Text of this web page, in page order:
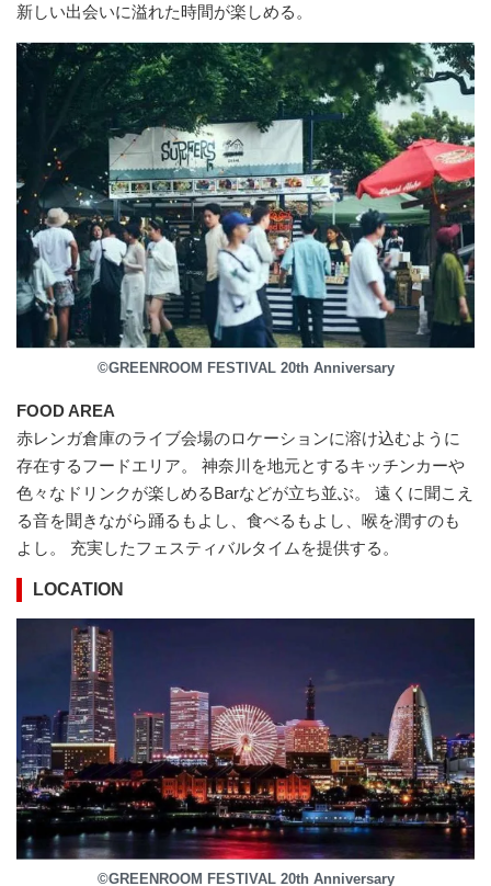
新しい出会いに溢れた時間が楽しめる。
©GREENROOM FESTIVAL 20th Anniversary
FOOD AREA
赤レンガ倉庫のライブ会場のロケーションに溶け込むように
存在するフードエリア。 神奈川を地元とするキッチンカーや
色々なドリンクが楽しめるBarなどが立ち並ぶ。 遠くに聞こえ
る音を聞きながら踊るもよし、食べるもよし、喉を潤すのも
よし。 充実したフェスティバルタイムを提供する。
LOCATION
©GREENROOM FESTIVAL 20th Anniversary